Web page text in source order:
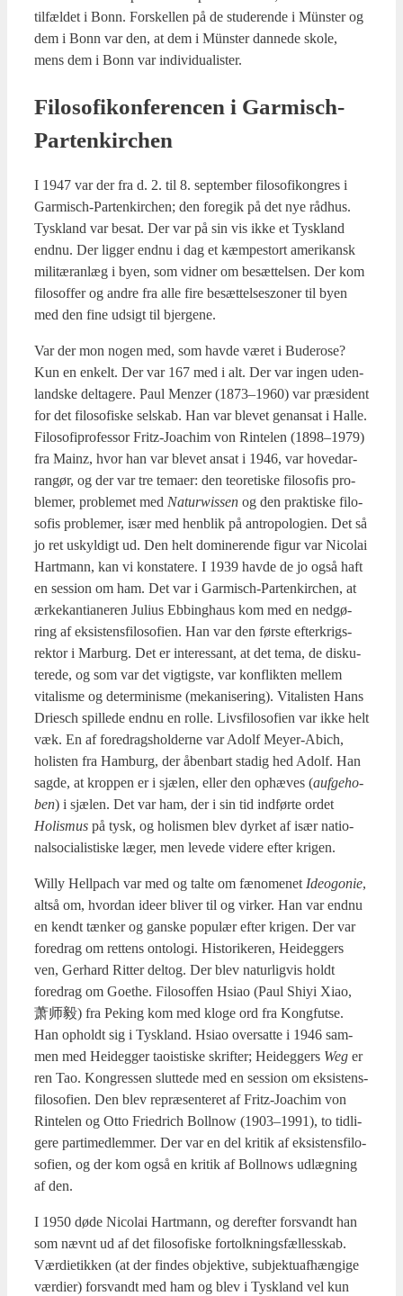
til­fæl­det i Bonn. For­skel­len på de stu­de­ren­de i Mün­ster og
dem i Bonn var den, at dem i Mün­ster dan­ne­de sko­le,
mens dem i Bonn var indi­vi­du­a­li­ster.
Filo­so­fi­kon­fe­ren­cen i Gar­mi­sch-
Par­tenkir­chen
I 1947 var der fra d. 2. til 8. sep­tem­ber filo­so­fi­kon­gres i
Gar­mi­sch-Par­tenkir­chen; den fore­gik på det nye råd­hus.
Tys­kland var besat. Der var på sin vis ikke et Tys­kland
end­nu. Der lig­ger end­nu i dag et kæm­pe­stort ame­ri­kansk
mili­tæran­læg i byen, som vid­ner om besæt­tel­sen. Der kom
filo­sof­fer og andre fra alle fire besæt­tel­ses­zo­ner til byen
med den fine udsigt til bjer­ge­ne.
Var der mon nogen med, som hav­de været i Budero­se?
Kun en enkelt. Der var 167 med i alt. Der var ingen uden­
land­ske del­ta­ge­re. Paul Men­zer (1873–1960) var præ­si­dent
for det filo­so­fi­ske sel­skab. Han var ble­vet genan­sat i Hal­le.
Filo­so­fi­pro­fes­sor Fritz-Joa­chim von Rin­te­len (1898–1979)
fra Mainz, hvor han var ble­vet ansat i 1946, var hove­d­ar­
ran­gør, og der var tre tema­er: den teo­re­ti­ske filo­so­fis pro­
ble­mer, pro­ble­met med Naturwis­sen og den prak­ti­ske filo­
so­fis pro­ble­mer, især med hen­blik på antro­po­lo­gi­en. Det så
jo ret uskyl­digt ud. Den helt domi­ne­ren­de figur var Nico­lai
Hart­mann, kan vi kon­sta­te­re. I 1939 hav­de de jo også haft
en ses­sion om ham. Det var i Gar­mi­sch-Par­tenkir­chen, at
ærke­kan­ti­a­ne­ren Juli­us Ebbing­haus kom med en ned­gø­
ring af eksi­stens­fi­lo­so­fi­en. Han var den før­ste efter­krigs­
rek­tor i Mar­burg. Det er inter­es­sant, at det tema, de dis­ku­
te­re­de, og som var det vig­tig­ste, var kon­flik­ten mel­lem
vita­lis­me og deter­mi­nis­me (meka­ni­se­ring). Vita­li­sten Hans
Dri­esch spil­le­de end­nu en rol­le. Livs­fi­lo­so­fi­en var ikke helt
væk. En af fored­rags­hol­der­ne var Adolf Mey­er-Abich,
holi­sten fra Ham­burg, der åben­bart sta­dig hed Adolf. Han
sag­de, at krop­pen er i sjæ­len, eller den ophæ­ves (auf­ge­ho­
ben) i sjæ­len. Det var ham, der i sin tid ind­før­te ordet
Holis­mus på tysk, og holis­men blev dyr­ket af især natio­
nalso­ci­a­li­sti­ske læger, men leve­de vide­re efter kri­gen.
Wil­ly Hell­pach var med og tal­te om fæno­me­net Ideog­o­nie,
alt­så om, hvor­dan ide­er bli­ver til og vir­ker. Han var end­nu
en kendt tæn­ker og gan­ske popu­lær efter kri­gen. Der var
fored­rag om ret­tens onto­lo­gi. Histo­ri­ke­ren, Hei­deg­gers
ven, Ger­hard Rit­ter delt­og. Der blev natur­lig­vis holdt
fored­rag om Goet­he. Filo­sof­fen Hsi­ao (Paul Shiyi Xiao,
萧师毅) fra Peking kom med klo­ge ord fra Kong­fut­se.
Han opholdt sig i Tys­kland. Hsi­ao over­sat­te i 1946 sam­
men med Hei­deg­ger taoi­sti­ske skrif­ter; Hei­deg­gers Weg er
ren Tao. Kon­gres­sen slut­te­de med en ses­sion om eksi­stens­
fi­lo­so­fi­en. Den blev repræ­sen­te­ret af Fritz-Joa­chim von
Rin­te­len og Otto Fri­edrich Bol­l­now (1903–1991), to tid­li­
ge­re par­ti­med­lem­mer. Der var en del kri­tik af eksi­stens­fi­lo­
so­fi­en, og der kom også en kri­tik af Bol­l­nows udlæg­ning
af den.
I 1950 døde Nico­lai Hart­mann, og der­ef­ter for­svandt han
som nævnt ud af det filo­so­fi­ske for­tolk­nings­fæl­les­skab.
Vær­di­e­tik­ken (at der fin­des objek­ti­ve, sub­jek­tu­af­hæn­gi­ge
vær­di­er) for­svandt med ham og blev i Tys­kland vel kun